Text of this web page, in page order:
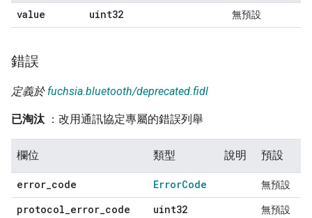
value uint32 無預設
錯誤
定義於 fuchsia.bluetooth/deprecated.fidl
已淘汰 ：改用通訊協定專屬的錯誤列舉
欄位 類型 說明 預設
error code ErrorCode 無預設
protocol error code uint32 無預設